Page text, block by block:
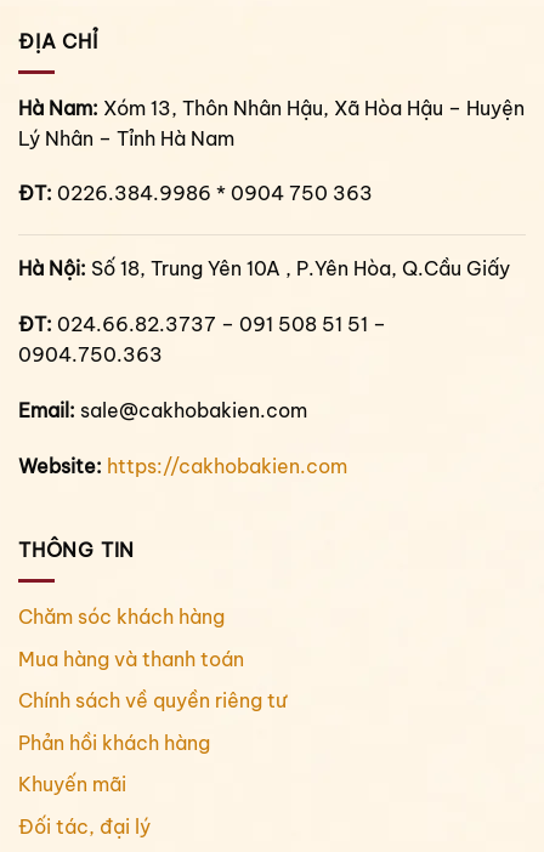
ĐỊA CHỈ
Hà Nam: Xóm 13, Thôn Nhân Hậu, Xã Hòa Hậu – Huyện
Lý Nhân – Tỉnh Hà Nam
ĐT: 0226.384.9986 * 0904 750 363
Hà Nội: Số 18, Trung Yên 10A , P.Yên Hòa, Q.Cầu Giấy
ĐT: 024.66.82.3737 – 091 508 51 51 –
0904.750.363
Email: sale@cakhobakien.com
Website: https://cakhobakien.com
THÔNG TIN
Chăm sóc khách hàng
Mua hàng và thanh toán
Chính sách về quyền riêng tư
Phản hồi khách hàng
Khuyến mãi
Đối tác, đại lý